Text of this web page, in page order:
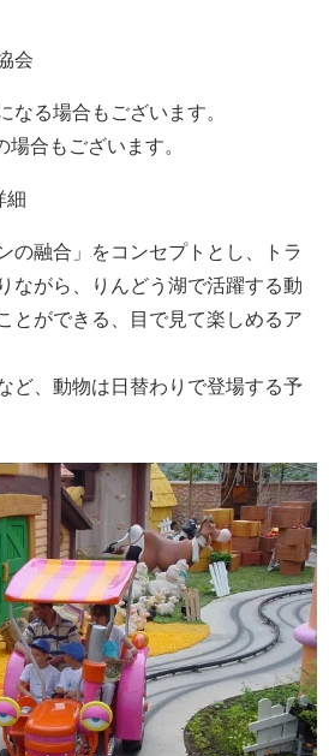
会
る場合もございます。
合もございます。
細
の融合」をコンセプトとし、トラ
ながら、りんどう湖で活躍する動
とができる、目で見て楽しめるア
ど、動物は日替わりで登場する予